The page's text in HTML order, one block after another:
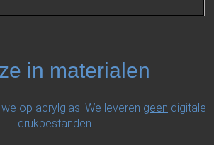
in materialen
op acrylglas. We leveren geen digitale
drukbestanden.